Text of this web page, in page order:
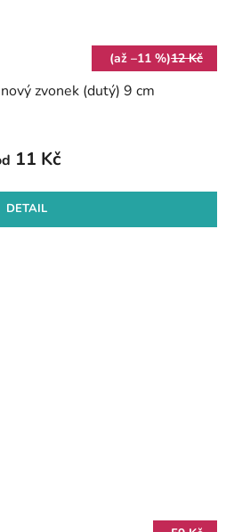
(až –11 %)12 Kč
zvonek (dutý) 9 cm
11 Kč
DETAIL